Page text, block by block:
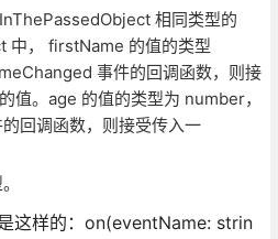
相同类型的
中， firstName 的值的类型
事件的回调函数，则接
值。age 的值的类型为 number，
回调函数，则接受传入一
这样的：on(eventName: strin